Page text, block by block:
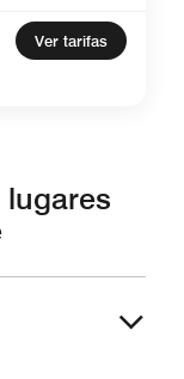
Ver tarifas